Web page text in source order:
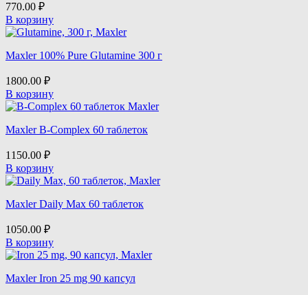
770.00 ₽
В корзину
Maxler 100% Pure Glutamine 300 г
1800.00 ₽
В корзину
Maxler B-Complex 60 таблеток
1150.00 ₽
В корзину
Maxler Daily Max 60 таблеток
1050.00 ₽
В корзину
Maxler Iron 25 mg 90 капсул